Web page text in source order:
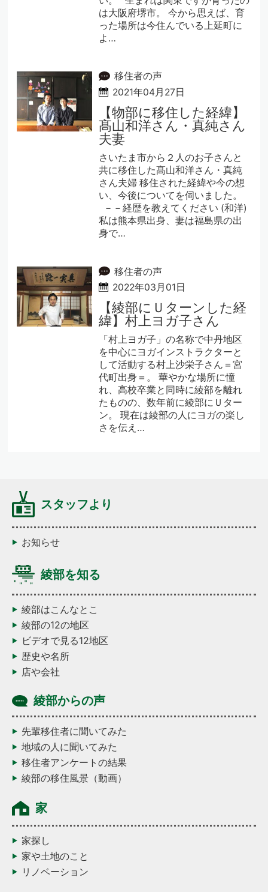
は大阪府堺市。 今から思えば、育
った場所は今住んでいる上延町に
よ…
移住者の声
2021年04月27日
【物部に移住した経緯】
髙山和洋さん・真純さん
夫妻
さいたま市から２人のお子さんと
共に移住した髙山和洋さん・真純
さん夫婦 移住された経緯や今の想
い、今後についてを伺いました。
－－経歴を教えてください (和洋)
私は熊本県出身、妻は福島県の出
身で…
移住者の声
2022年03月01日
【綾部にＵターンした経
緯】村上ヨガ子さん
「村上ヨガ子」の名称で中丹地区
を中心にヨガインストラクターと
して活動する村上沙栄子さん＝宮
代町出身＝。 華やかな場所に憧
れ、高校卒業と同時に綾部を離れ
たものの、数年前に綾部にＵター
ン。 現在は綾部の人にヨガの楽し
さを伝え…
スタッフより
お知らせ
綾部を知る
綾部はこんなとこ
綾部の12の地区
ビデオで見る12地区
歴史や名所
店や会社
綾部からの声
先輩移住者に聞いてみた
地域の人に聞いてみた
移住者アンケートの結果
綾部の移住風景（動画）
家
家探し
家や土地のこと
リノベーション